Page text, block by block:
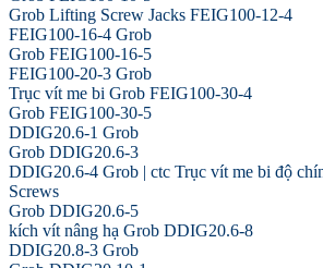
Grob Lifting Screw Jacks FEIG100-12-4
FEIG100-16-4 Grob
Grob FEIG100-16-5
FEIG100-20-3 Grob
Trục vít me bi Grob FEIG100-30-4
Grob FEIG100-30-5
DDIG20.6-1 Grob
Grob DDIG20.6-3
DDIG20.6-4 Grob | ctc Trục vít me bi độ
Screws
Grob DDIG20.6-5
kích vít nâng hạ Grob DDIG20.6-8
DDIG20.8-3 Grob